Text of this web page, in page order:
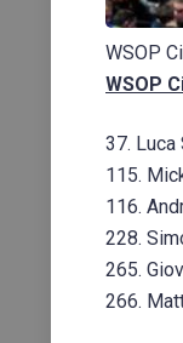
WSOP
WSOP
37.
115.
116.
228.
265.
266.